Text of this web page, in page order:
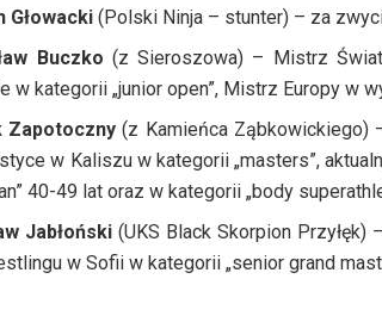
Głowacki (Polski Ninja – stunter) – za
Buczko (z Sieroszowa) – Mistrz
w kategorii „junior open”, Mistrz Europy w
Zapotoczny (z Kamieńca
w Kaliszu w kategorii „masters”,
40-49 lat oraz w kategorii „body
Jabłoński (UKS Black Skorpion
w Sofii w kategorii „senior grand